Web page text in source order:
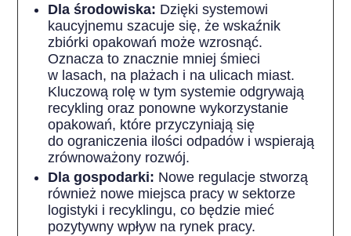
Dla środowiska: Dzięki systemowi
kaucyjnemu szacuje się, że wskaźnik
zbiórki opakowań może wzrosnąć.
Oznacza to znacznie mniej śmieci
w lasach, na plażach i na ulicach miast.
Kluczową rolę w tym systemie odgrywają
recykling oraz ponowne wykorzystanie
opakowań, które przyczyniają się
do ograniczenia ilości odpadów i wspierają
zrównoważony rozwój.
Dla gospodarki: Nowe regulacje stworzą
również nowe miejsca pracy w sektorze
logistyki i recyklingu, co będzie mieć
pozytywny wpływ na rynek pracy.